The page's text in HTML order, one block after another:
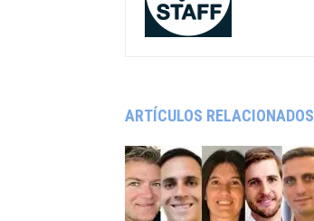
ARTÍCULOS RELACIONADOS